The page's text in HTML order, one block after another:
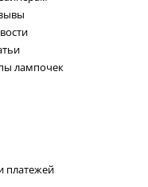
лампочек
платежей